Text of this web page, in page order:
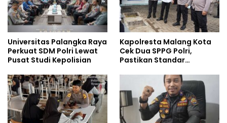
Universitas Palangka Raya
Perkuat SDM Polri Lewat
Pusat Studi Kepolisian
Kapolresta Malang Kota
Cek Dua SPPG Polri,
Pastikan Standar
Pengelolaan Limbah
Berjalan Optimal